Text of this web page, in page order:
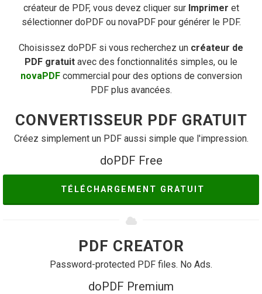
créateur de PDF, vous devez cliquer sur Imprimer et
sélectionner doPDF ou novaPDF pour générer le PDF.
Choisissez doPDF si vous recherchez un créateur de
PDF gratuit avec des fonctionnalités simples, ou le
novaPDFcommercial pour des options de conversion
PDF plus avancées.
CONVERTISSEUR PDF GRATUIT
Créez simplement un PDF aussi simple que l'impression.
doPDF Free
TÉLÉCHARGEMENT GRATUIT
PDF CREATOR
Password-protected PDF files. No Ads.
doPDF Premium